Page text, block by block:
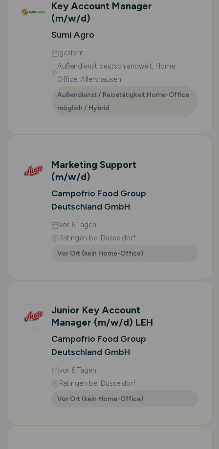
Key Account Manager
(m/w/d)
Sumi Agro
gestern
Außendienst deutschlandweit, Home
Office, Allershausen
Außendienst / Reisetätigkeit,Home-Office
möglich / Hybrid
Marketing Support
(m/w/d)
Campofrio Food Group
Deutschland GmbH
vor 6 Tagen
Ratingen bei Düsseldorf
Vor Ort (kein Home-Office)
Junior Key Account
Manager (m/w/d) LEH
Campofrio Food Group
Deutschland GmbH
vor 6 Tagen
Ratingen bei Düsseldorf
Vor Ort (kein Home-Office)